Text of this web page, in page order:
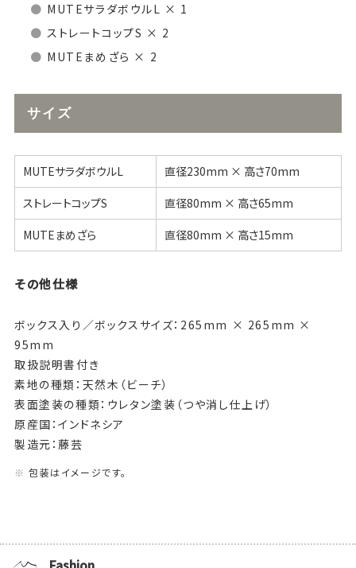
MUTEサラダボウルL × 1
ストレートコップS × 2
MUTEまめざら × 2
サイズ
MUTEサラダボウルL
直径230mm × 高さ70mm
ストレートコップS
直径80mm × 高さ65mm
MUTEまめざら
直径80mm × 高さ15mm
その他仕様
ボックス入り／ボックスサイズ：265mm × 265mm ×
95mm
取扱説明書付き
素地の種類：天然木（ビーチ）
表面塗装の種類：ウレタン塗装（つや消し仕上げ）
原産国：インドネシア
製造元 ：藤芸
包装はイメージです。